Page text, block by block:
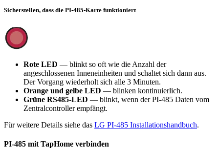
Sicherstellen, dass die PI-485-Karte funktioniert
Rote LED — blinkt so oft wie die Anzahl der
angeschlossenen Inneneinheiten und schaltet sich dann aus.
Der Vorgang wiederholt sich alle 3 Minuten.
Orange und gelbe LED — blinken kontinuierlich.
Grüne RS485-LED — blinkt, wenn der PI-485 Daten vom
Zentralcontroller empfängt.
Für weitere Details siehe das LG PI-485 Installationshandbuch.
PI-485 mit TapHome verbinden